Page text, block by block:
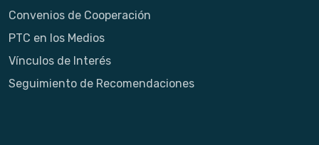
Convenios de Cooperación
PTC en los Medios
Vínculos de Interés
Seguimiento de Recomendaciones